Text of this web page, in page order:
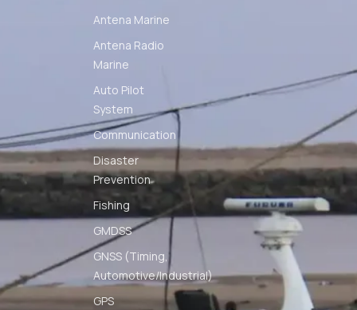
Antena Marine
Antena Radio
Marine
Auto Pilot
System
Communication
Disaster
Prevention
Fishing
GMDSS
GNSS (Timing,
Automotive/Industrial)
GPS